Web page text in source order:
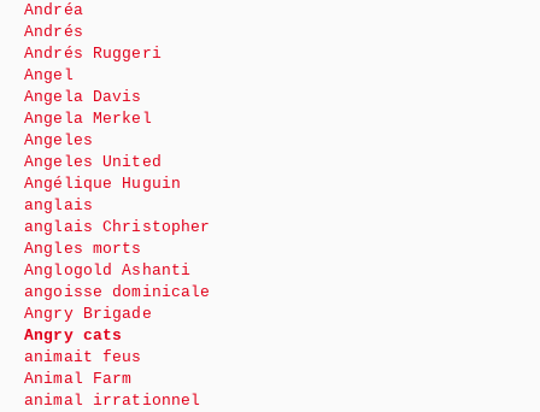
Andréa
Andrés
Andrés Ruggeri
Angel
Angela Davis
Angela Merkel
Angeles
Angeles United
Angélique Huguin
anglais
anglais Christopher
Angles morts
Anglogold Ashanti
angoisse dominicale
Angry Brigade
Angry cats
animait feus
Animal Farm
animal irrationnel